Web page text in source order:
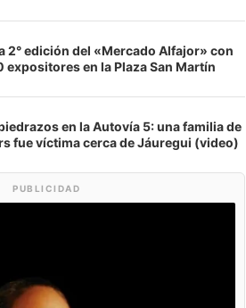
2° edición del «Mercado Alfajor» con
expositores en la Plaza San Martín
en la Autovía 5: una familia de
fue víctima cerca de Jáuregui (video)
PUBLICIDAD